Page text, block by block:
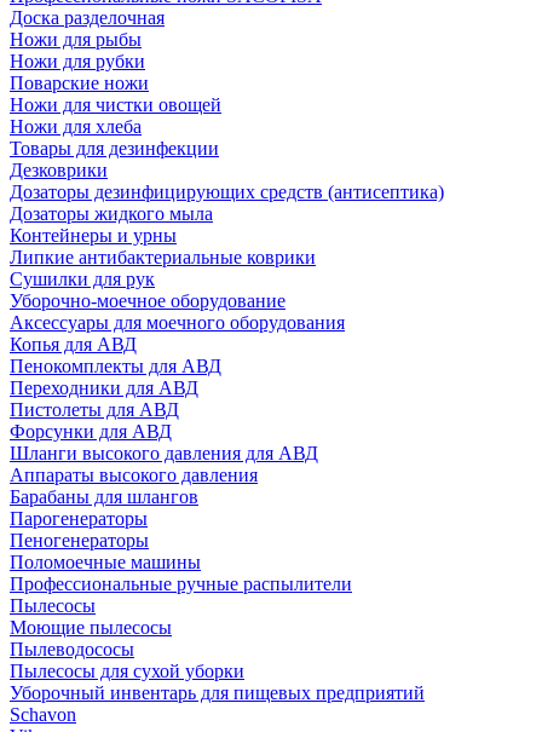
Доска разделочная
Ножи для рыбы
Ножи для рубки
Поварские ножи
Ножи для чистки овощей
Ножи для хлеба
Товары для дезинфекции
Дезковрики
Дозаторы дезинфицирующих средств (антисептика)
Дозаторы жидкого мыла
Контейнеры и урны
Липкие антибактериальные коврики
Сушилки для рук
Уборочно-моечное оборудование
Аксессуары для моечного оборудования
Копья для АВД
Пенокомплекты для АВД
Переходники для АВД
Пистолеты для АВД
Форсунки для АВД
Шланги высокого давления для АВД
Аппараты высокого давления
Барабаны для шлангов
Парогенераторы
Пеногенераторы
Поломоечные машины
Профессиональные ручные распылители
Пылесосы
Моющие пылесосы
Пылеводососы
Пылесосы для сухой уборки
Уборочный инвентарь для пищевых предприятий
Schavon